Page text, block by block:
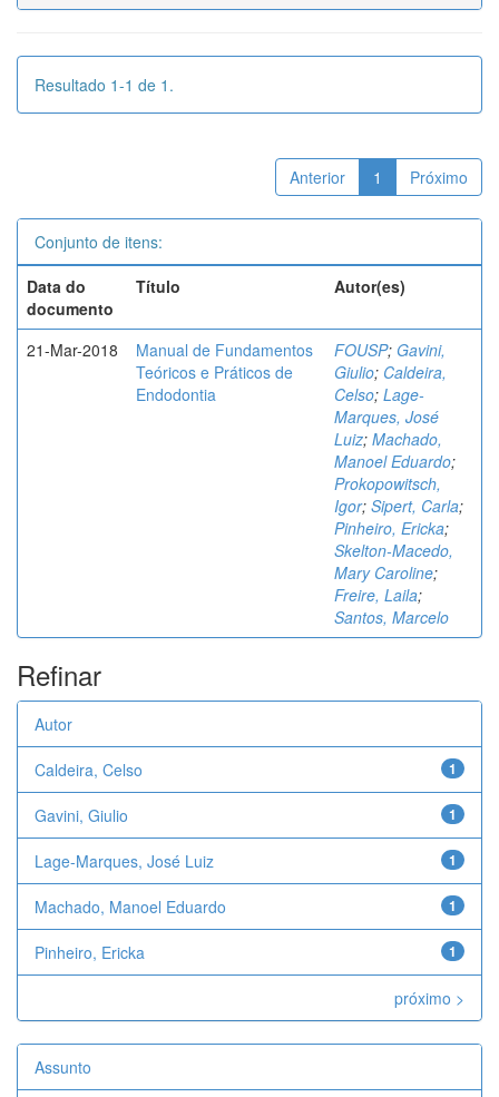
Resultado 1-1 de 1.
Anterior 1 Próximo
Conjunto de itens:
Data do
documento
Título Autor(es)
21-Mar-2018
Manual de Fundamentos
Teóricos e Práticos de
Endodontia
FOUSP; Gavini,
Giulio; Caldeira,
Celso; Lage-
Marques, José
Luiz; Machado,
Manoel Eduardo;
Prokopowitsch,
Igor; Sipert, Carla;
Pinheiro, Ericka;
Skelton-Macedo,
Mary Caroline;
Freire, Laila;
Santos, Marcelo
Refinar
Autor
1
Caldeira, Celso
1
Gavini, Giulio
1
Lage-Marques, José Luiz
1
Machado, Manoel Eduardo
1
Pinheiro, Ericka
próximo >
Assunto